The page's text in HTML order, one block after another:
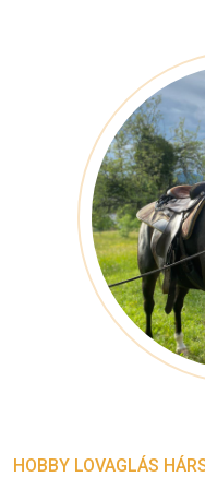
HOBBY LOVAGLÁS